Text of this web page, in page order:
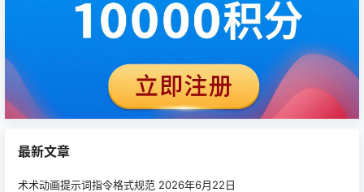
最新文章
术术动画提示词指令格式规范 2026年6月22日